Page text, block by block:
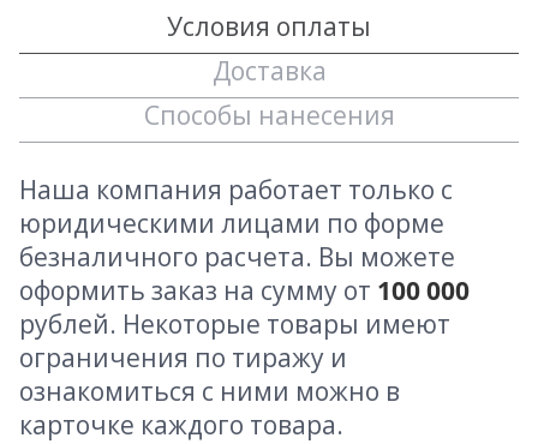
Условия оплаты
Доставка
Способы нанесения
Наша компания работает только с
юридическими лицами по форме
безналичного расчета. Вы можете
оформить заказ на сумму от 100 000
рублей. Некоторые товары имеют
ограничения по тиражу и
ознакомиться с ними можно в
карточке каждого товара.